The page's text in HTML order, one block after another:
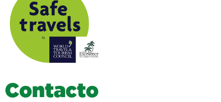
Contacto